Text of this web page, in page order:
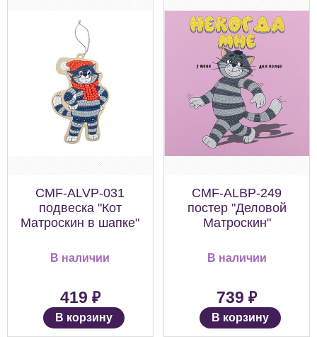
CMF-ALVP-031
подвеска "Кот
Матроскин в шапке"
В наличии
419 ₽
В корзину
CMF-ALBP-249
постер "Деловой
Матроскин"
В наличии
739 ₽
В корзину